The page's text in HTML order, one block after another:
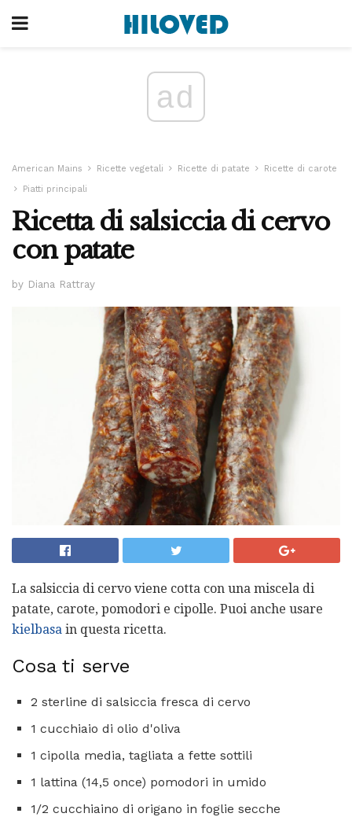
ad
American Mains Ricette vegetali Ricette di patate
Ricette di carote
Piatti principali
Ricetta di salsiccia di cervo
con patate
by Diana Rattray
La salsiccia di cervo viene cotta con una miscela di
patate, carote, pomodori e cipolle. Puoi anche usare
kielbasa in questa ricetta.
Cosa ti serve
2 sterline di salsiccia fresca di cervo
1 cucchiaio di olio d'oliva
1 cipolla media, tagliata a fette sottili
1 lattina (14,5 once) pomodori in umido
1/2 cucchiaino di origano in foglie secche